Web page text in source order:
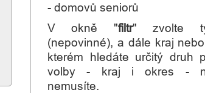
- domovů seniorů
V okně "filtr" zvolte
(nepovinné), a dále kraj
kterém hledáte určitý druh
volby - kraj i okres -
nemusíte.